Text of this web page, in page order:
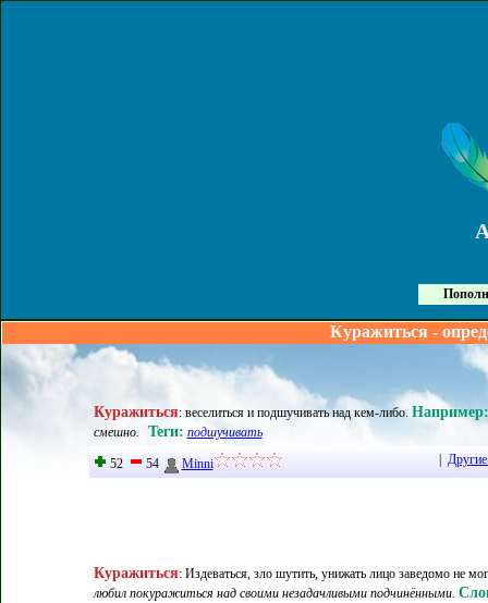
Куражиться -
Куражиться: веселиться и подшучивать над кем-либо. Например:
смешно. Теги: подшучивать
52 54 Minni
Куражиться: Издеваться, зло шутить, унижать лицо заведомо не
любил покуражиться над своими незадачливыми подчинёнными.